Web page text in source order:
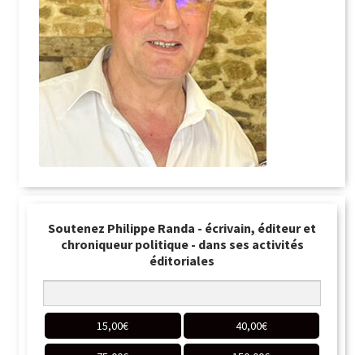
Soutenez Philippe Randa - écrivain, éditeur et
chroniqueur politique - dans ses activités
éditoriales
15,00€ 40,00€